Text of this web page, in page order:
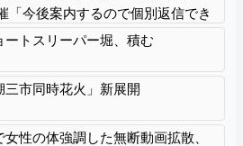
「今後案内するので個別返信でき
明言なく今後ご案内で終わる
ートスリーパー堀、積む
三市同時花火」新展開
性の体強調した無断動画拡散、